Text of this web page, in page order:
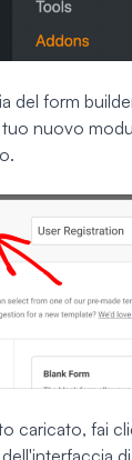
del form
nuovo
caricato, fai